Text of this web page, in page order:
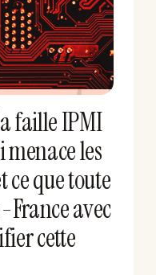
S
faille IPMI
les
que toute
avec
cette